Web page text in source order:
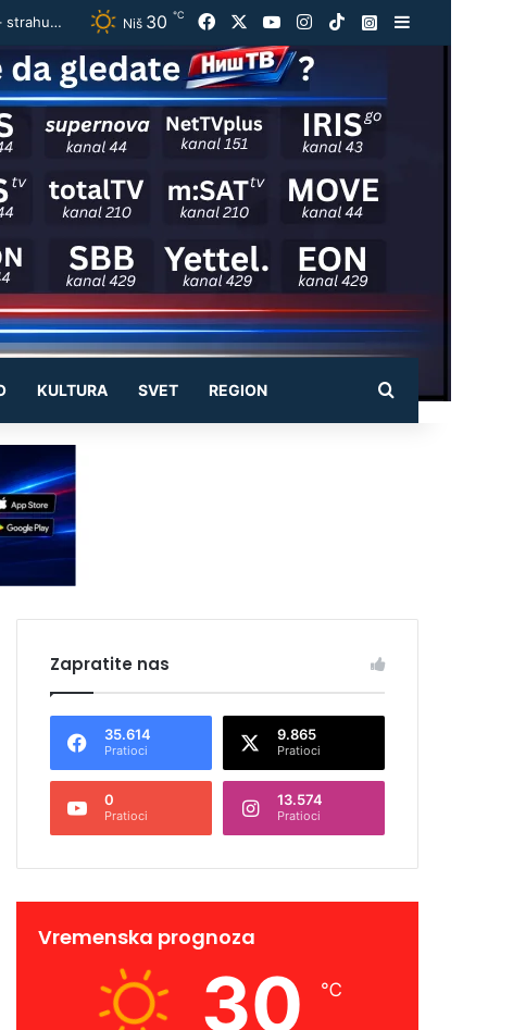
Užas kod Jasenovika:Automobil smrskan do neprepoznatljivosti, točak odleteo – strahuje se da ima teško povređenih Niš 30 ℃ Facebook YouTubeInstagram
TikTokInstagram
KULTURA SVET REGION Pretraži
Zapratite nas
35.614
Pratioci
9.865
Pratioci
0
Pratioci
13.574
Pratioci
Vremenska prognoza
30 ℃